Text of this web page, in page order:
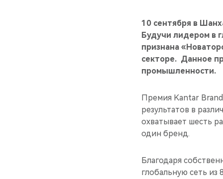
10 сентября в
Будучи лидером в
признана
секторе. Данное
промышленности.
Премия Kantar
результатов в
охватывает шесть
один бренд.
Благодаря
глобальную сеть